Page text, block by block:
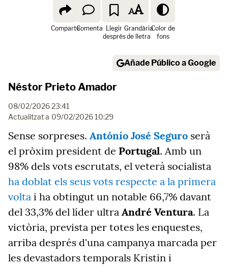
ComparteComenta Llegir
després
Grandària
de lletra
Color de
fons
Añade Público a Google
Néstor Prieto Amador
08/02/2026 23:41
Actualitzat a 09/02/2026 10:29
Sense sorpreses. António José Seguro serà
el pròxim president de Portugal. Amb un
98% dels vots escrutats, el veterà socialista
ha doblat els seus vots respecte a la primera
volta i ha obtingut un notable 66,7% davant
del 33,3% del líder ultra André Ventura. La
victòria, prevista per totes les enquestes,
arriba després d'una campanya marcada per
les devastadors temporals Kristin i